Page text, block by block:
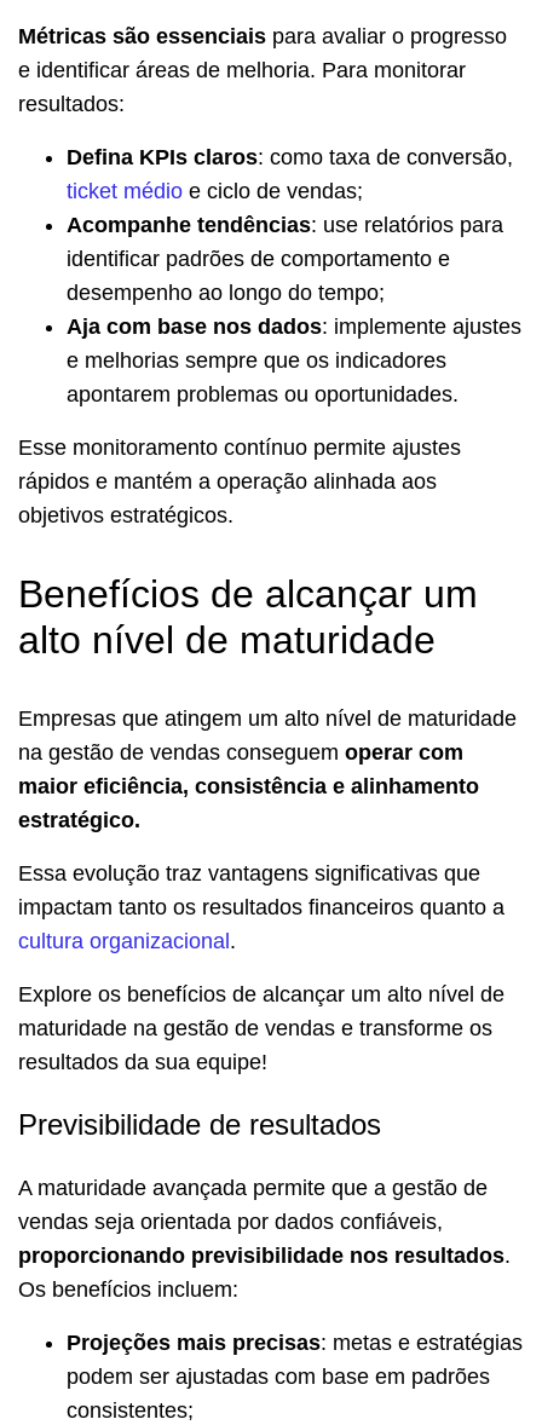
Métricas são essenciais para avaliar o progresso
e identificar áreas de melhoria. Para monitorar
resultados:
Defina KPIs claros: como taxa de conversão,
ticket médio e ciclo de vendas;
Acompanhe tendências: use relatórios para
identificar padrões de comportamento e
desempenho ao longo do tempo;
Aja com base nos dados: implemente ajustes
e melhorias sempre que os indicadores
apontarem problemas ou oportunidades.
Esse monitoramento contínuo permite ajustes
rápidos e mantém a operação alinhada aos
objetivos estratégicos.
Benefícios de alcançar um
alto nível de maturidade
Empresas que atingem um alto nível de maturidade
na gestão de vendas conseguem operar com
maior eficiência, consistência e alinhamento
estratégico.
Essa evolução traz vantagens significativas que
impactam tanto os resultados financeiros quanto a
cultura organizacional .
Explore os benefícios de alcançar um alto nível de
maturidade na gestão de vendas e transforme os
resultados da sua equipe!
Previsibilidade de resultados
A maturidade avançada permite que a gestão de
vendas seja orientada por dados confiáveis,
proporcionando previsibilidade nos resultados.
Os benefícios incluem:
Projeções mais precisas: metas e estratégias
podem ser ajustadas com base em padrões
consistentes;